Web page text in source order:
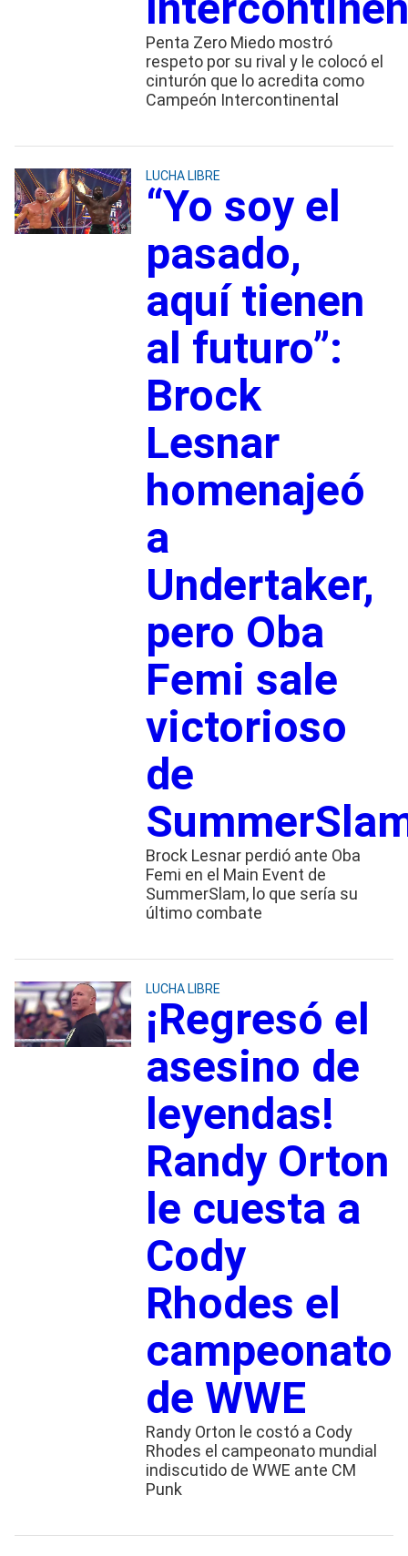
Penta Zero Miedo mostró
respeto por su rival y le colocó el
cinturón que lo acredita como
Campeón Intercontinental
LUCHA LIBRE
“Yo soy el
pasado,
aquí tienen
al futuro”:
Brock
Lesnar
homenajeó
a
Undertaker,
pero Oba
Femi sale
victorioso
de
Brock Lesnar perdió ante Oba
Femi en el Main Event de
SummerSlam, lo que sería su
último combate
LUCHA LIBRE
¡Regresó el
asesino de
leyendas!
Randy Orton
le cuesta a
Cody
Rhodes el
campeonato
de WWE
Randy Orton le costó a Cody
Rhodes el campeonato mundial
indiscutido de WWE ante CM
Punk